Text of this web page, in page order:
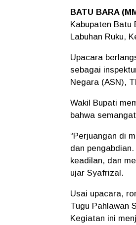
BATU BARA
Kabupaten Batu
Labuhan Ruku,
Upacara
sebagai
Negara (ASN),
Wakil Bupati
bahwa
“Perjuangan di
dan
keadilan, dan
ujar Syafrizal.
Usai upacara,
Tugu Pahlawan
Kegiatan ini